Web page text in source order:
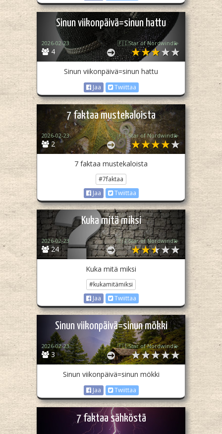
Sinun viikonpäivä=sinun hattu
4
2026-02-23 🇫🇮Star of Nordwind💫
Sinun viikonpäivä=sinun hattu
Jaa Twiittaa
7 faktaa mustekaloista
2
2026-02-23 🇫🇮Star of Nordwind💫
7 faktaa mustekaloista
#7faktaa
Jaa
Twiittaa
Kuka mitä miksi
24
2026-02-23 🇫🇮Star of Nordwind💫
Kuka mitä miksi
#kukamitämiksi
Jaa
Twiittaa
Sinun viikonpäivä=sinun mökki
3
2026-02-23 🇫🇮Star of Nordwind💫
Sinun viikonpäivä=sinun mökki
Jaa Twiittaa
7 faktaa sähköstä